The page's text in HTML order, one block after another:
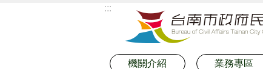
:::
機關介紹 業務專區